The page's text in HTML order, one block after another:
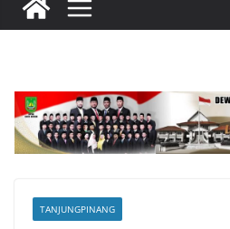
TANJUNGPINANG